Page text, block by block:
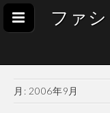
ファ
月: 2006年9月